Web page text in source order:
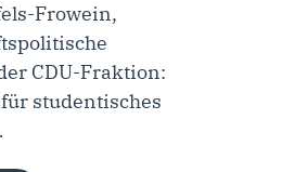
Frowein,
CDU-Fraktion:
studentisches